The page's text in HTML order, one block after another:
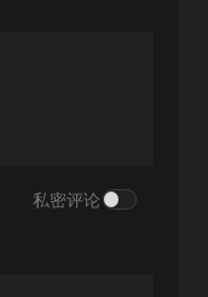
私密评论